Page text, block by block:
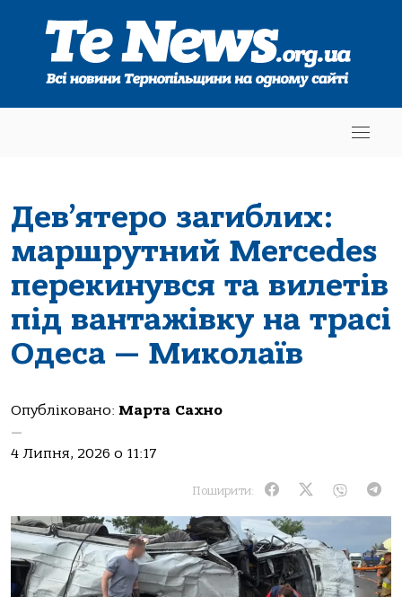
Дев’ятеро загиблих:
маршрутний Mercedes
перекинувся та вилетів
під вантажівку на трасі
Одеса — Миколаїв
Опубліковано: Марта Сахно
—
4 Липня, 2026 о 11:17
Поширити: